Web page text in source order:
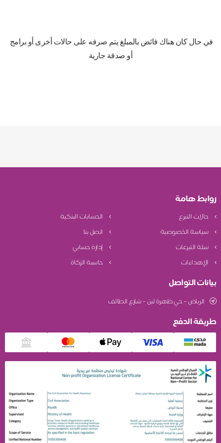
أو صدقة جارية
روابط هامة
حالات التبرع
الحسابات البنكية
سياسة الخصوصية
اتصل بنا
سلة التبرعات
إدارة حسابي
الإهداءات
حاسبة الزكاة
بيانات التواصل
الرياض – حي ظهرة لبن – شارع الطائف
طريقة الدفع